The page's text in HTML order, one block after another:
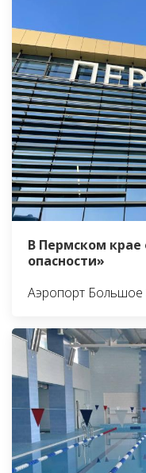
В Пермском
опасности»
Аэропорт Большое